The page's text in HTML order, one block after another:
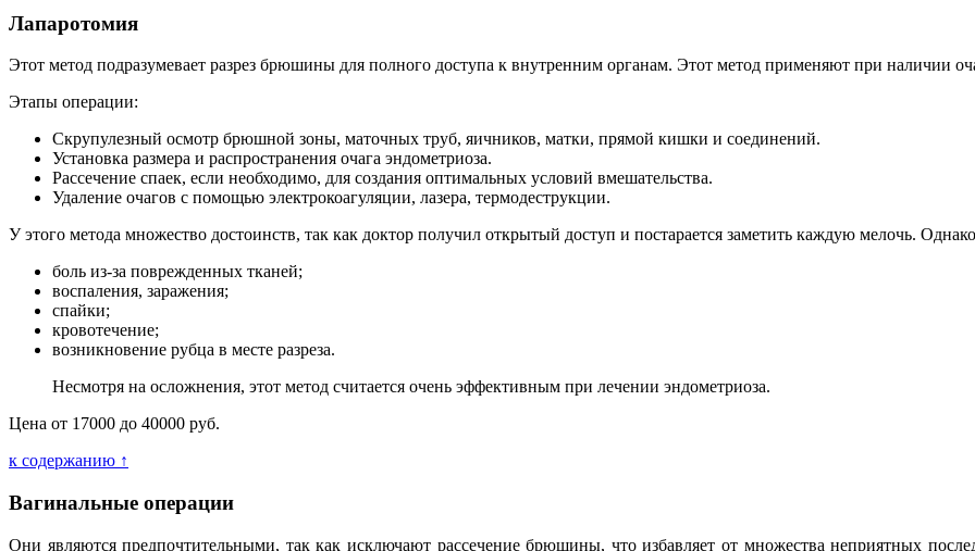
Лапаротомия
Этот метод подразумевает разрез брюшины для полного доступа к внутренним органам. Этот метод применяют при наличии
Этапы операции:
Скрупулезный осмотр брюшной зоны, маточных труб, яичников, матки, прямой кишки и соединений.
Установка размера и распространения очага эндометриоза.
Рассечение спаек, если необходимо, для создания оптимальных условий вмешательства.
Удаление очагов с помощью электрокоагуляции, лазера, термодеструкции.
У этого метода множество достоинств, так как доктор получил открытый доступ и постарается заметить каждую мелочь.
боль из-за поврежденных тканей;
воспаления, заражения;
спайки;
кровотечение;
возникновение рубца в месте разреза.
Несмотря на осложнения, этот метод считается очень эффективным при лечении эндометриоза.
Цена от 17000 до 40000 руб.
к содержанию ↑
Вагинальные операции
Они являются предпочтительными, так как исключают рассечение брюшины, что избавляет от множества неприятных